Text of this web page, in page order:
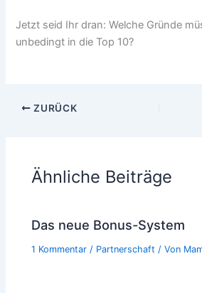
Jetzt seid Ihr dran: Welche Gründe
unbedingt in die Top 10?
ZURÜCK
Ähnliche Beiträge
Das neue Bonus-System
1 Kommentar / Partnerschaft / Von